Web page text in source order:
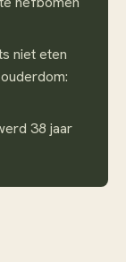
niet eten
38 jaar